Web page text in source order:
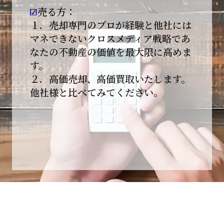
感謝申し上げます。
本年も地域に根ざし、誠実な仕事を積み重ねて
参ります。
引き続きどうぞよろしくお願いいたします。
2025-12-20
【年末年始休業のお知らせ】
平素は格別のご愛顧を賜り、誠にありがとうご
下記期間を年末年始休業とさせて頂きます。
2025年12月25日(木)～2026年1月8日(木)
売る方：
１．売却専門のプロが経験と他社には
マネできないクロスメディア戦略であ
なたの不動産の価値を最大限に高めま
す。
２．高価売却、高価買取いたします。
他社様と比べてみてください。